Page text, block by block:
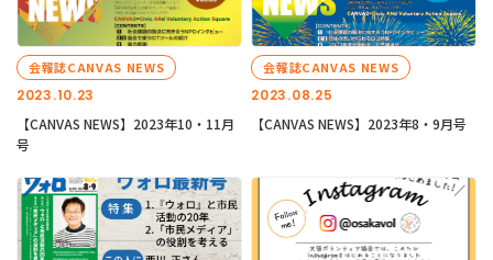
2023.10.23
会報誌CANVAS NEWS
【CANVAS NEWS】2023年10・11月
号
2023.08.25
会報誌CANVAS NEWS
【CANVAS NEWS】2023年8・9月号